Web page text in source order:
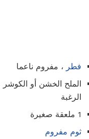
فطر ، مفروم ناعما
الملح الخشن أو
الرغبة
1 ملعقة صغيرة
ثوم مفروم